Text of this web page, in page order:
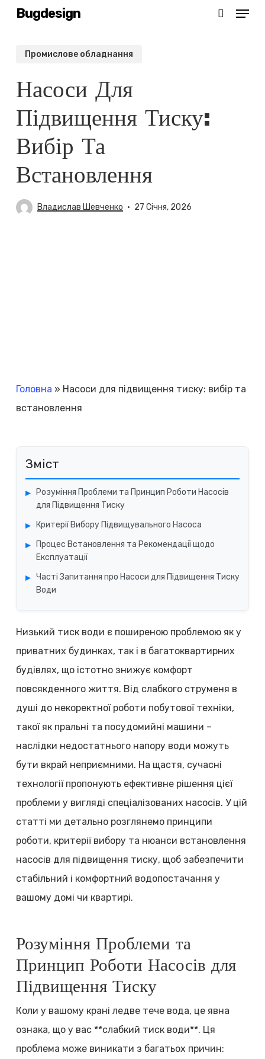
SkipBugdesign Menu
Промислове обладнання
Насоси Для
Підвищення Тиску:
Вибір Та
Встановлення
Владислав Шевченко 27 Січня, 2026
Головна » Насоси для підвищення тиску: вибір та
встановлення
Зміст
Розуміння Проблеми та Принцип Роботи Насосів
для Підвищення Тиску
Критерії Вибору Підвищувального Насоса
Процес Встановлення та Рекомендації щодо
Експлуатації
Часті Запитання про Насоси для Підвищення Тиску
Води
Низький тиск води є поширеною проблемою як у
приватних будинках, так і в багатоквартирних
будівлях, що істотно знижує комфорт
повсякденного життя. Від слабкого струменя в
душі до некоректної роботи побутової техніки,
такої як пральні та посудомийні машини –
наслідки недостатнього напору води можуть
бути вкрай неприємними. На щастя, сучасні
технології пропонують ефективне рішення цієї
проблеми у вигляді спеціалізованих насосів. У цій
статті ми детально розглянемо принципи
роботи, критерії вибору та нюанси встановлення
насосів для підвищення тиску, щоб забезпечити
стабільний і комфортний водопостачання у
вашому домі чи квартирі.
Розуміння Проблеми та
Принцип Роботи Насосів для
Підвищення Тиску
Коли у вашому крані ледве тече вода, це явна
ознака, що у вас **слабкий тиск води**. Ця
проблема може виникати з багатьох причин: